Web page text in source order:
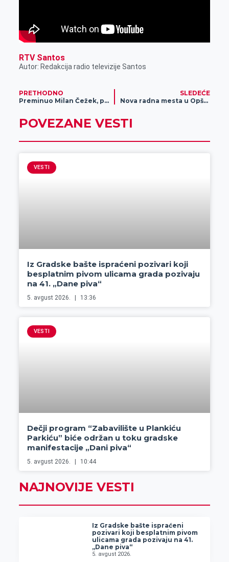
RTV Santos
Autor: Redakcija radio televizije Santos
PRETHODNO
Preminuo Milan Čežek, predsednik Opštine Zrenjanin od 2000. do 2004. godine
SLEDEĆE
Nova radna mesta u Opštini Žitište
POVEZANE VESTI
VESTI
Iz Gradske bašte ispraćeni pozivari koji
besplatnim pivom ulicama grada pozivaju
na 41. „Dane piva“
5. avgust 2026. 13:36
VESTI
Dečji program “Zabavilište u Plankiću
Parkiću” biće održan u toku gradske
manifestacije „Dani piva“
5. avgust 2026. 10:44
NAJNOVIJE VESTI
Iz Gradske bašte ispraćeni
pozivari koji besplatnim pivom
ulicama grada pozivaju na 41.
„Dane piva“
5. avgust 2026.